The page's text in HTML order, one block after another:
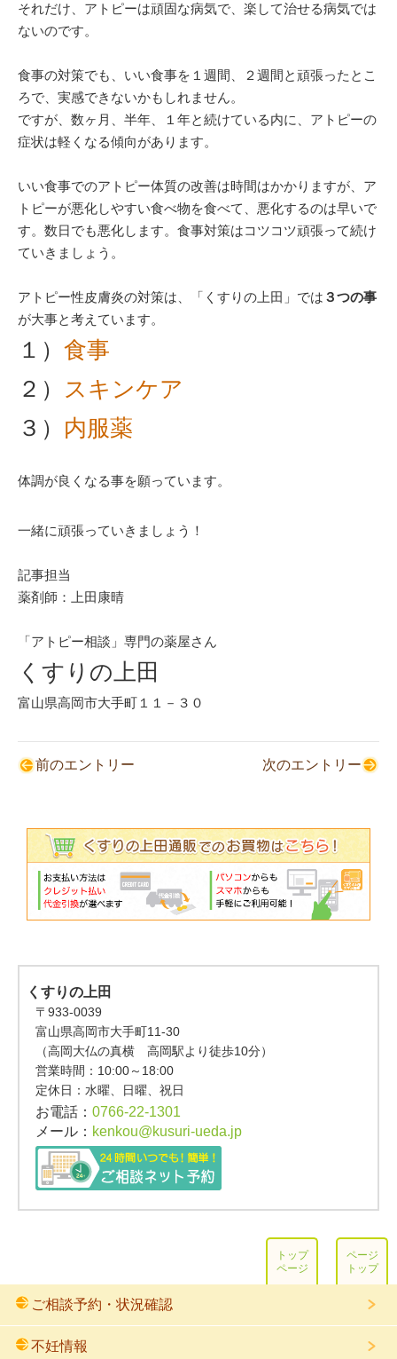
それだけ、アトピーは頑固な病気で、楽して治せる病気では
ないのです。
食事の対策でも、いい食事を１週間、２週間と頑張ったとこ
ろで、実感できないかもしれません。
ですが、数ヶ月、半年、１年と続けている内に、アトピーの
症状は軽くなる傾向があります。
いい食事でのアトピー体質の改善は時間はかかりますが、ア
トピーが悪化しやすい食べ物を食べて、悪化するのは早いで
す。数日でも悪化します。食事対策はコツコツ頑張って続け
ていきましょう。
アトピー性皮膚炎の対策は、「くすりの上田」では ３つの事
が大事と考えています。
１） 食事
２） スキンケア
３） 内服薬
体調が良くなる事を願っています。
一緒に頑張っていきましょう！
記事担当
薬剤師：上田康晴
「アトピー相談」専門の薬屋さん
くすりの上田
富山県高岡市大手町１１－３０
前のエントリー 次のエントリー
くすりの上田
〒933-0039
富山県高岡市大手町11-30
（高岡大仏の真横 高岡駅より徒歩10分）
営業時間： 10:00～18:00
定休日：水曜、日曜、祝日
お電話： 0766-22-1301
メール： kenkou@kusuri-ueda.jp
ページ
トップ
トップ
ページ
ご相談予約・状況確認
不妊情報